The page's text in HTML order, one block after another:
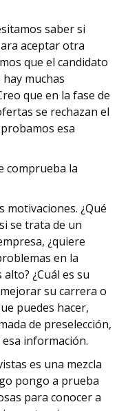
saber si
aceptar otra
que el candidato
muchas
que en la fase de
se rechazan el
esa
comprueba la
motivaciones. ¿Qué
se trata de un
¿quiere
en la
¿Cuál es su
su carrera o
puedes hacer,
de preselección,
información.
es una mezcla
pongo a prueba
para conocer a